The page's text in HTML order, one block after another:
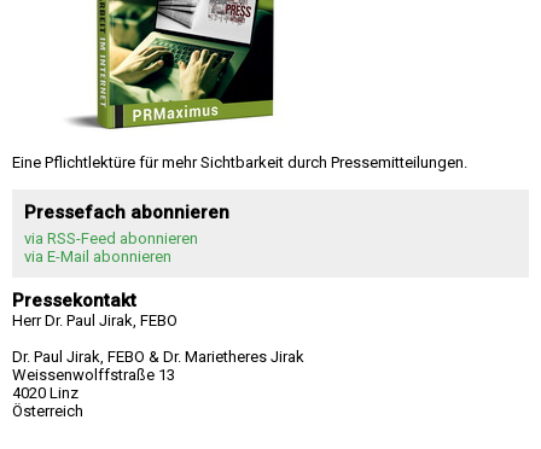
Eine Pflichtlektüre für mehr Sichtbarkeit durch Pressemitteilungen.
Pressefach abonnieren
via RSS-Feed abonnieren
via E-Mail abonnieren
Pressekontakt
Herr Dr. Paul Jirak, FEBO
Dr. Paul Jirak, FEBO & Dr. Marietheres Jirak
Weissenwolffstraße 13
4020 Linz
Österreich